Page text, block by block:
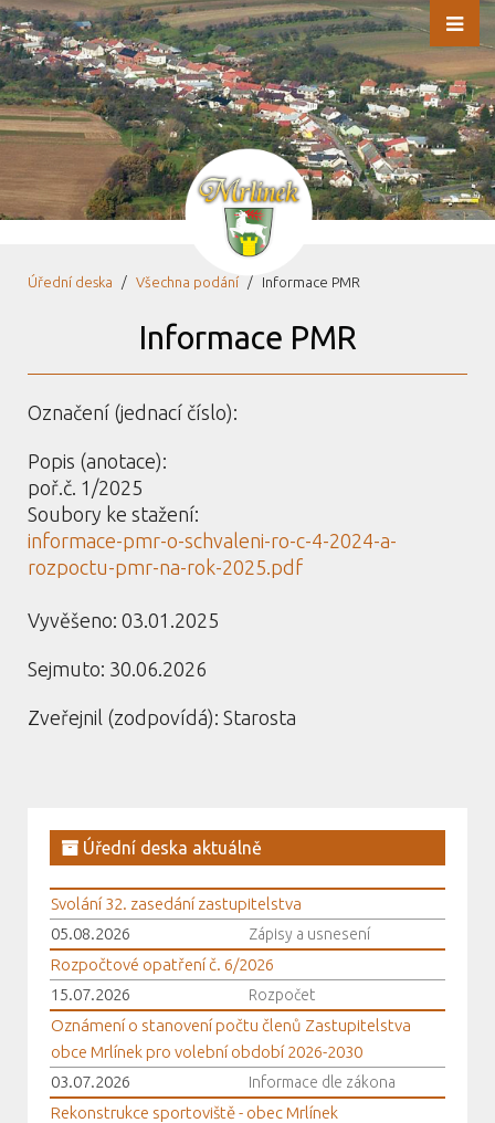
Úřední deska Všechna podání Informace PMR
Informace PMR
Označení (jednací číslo):
Popis (anotace):
poř.č. 1/2025
Soubory ke stažení:
informace-pmr-o-schvaleni-ro-c-4-2024-a-
rozpoctu-pmr-na-rok-2025.pdf
Vyvěšeno: 03.01.2025
Sejmuto: 30.06.2026
Zveřejnil (zodpovídá): Starosta
Úřední deska aktuálně
Svolání 32. zasedání zastupitelstva
05.08.2026
Zápisy a usnesení
Rozpočtové opatření č. 6/2026
15.07.2026
Rozpočet
Oznámení o stanovení počtu členů Zastupitelstva
obce Mrlínek pro volební období 2026-2030
03.07.2026
Informace dle zákona
Rekonstrukce sportoviště - obec Mrlínek